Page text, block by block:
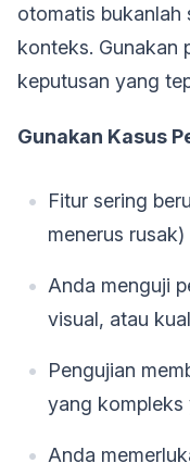
otomatis
konteks. Gunakan
keputusan yang
Gunakan Kasus
Fitur sering
menerus rusak)
Anda menguji
visual, atau
Pengujian
yang kompleks
Anda